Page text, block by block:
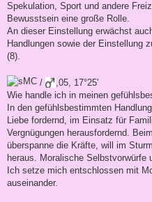
Spekulation, Sport und andere
Bewusstsein eine große Rolle.
An dieser Einstellung erwächst
Handlungen sowie der Einstellung
(8).
/
,05, 17°25'
Wie handle ich in meinen
In den gefühlsbestimmten
Liebe fordernd, im Einsatz für
Vergnügungen herausfordernd.
überspanne die Kräfte, will im
heraus. Moralische Selbstvorwürfe
Ich setze mich entschlossen mit
auseinander.